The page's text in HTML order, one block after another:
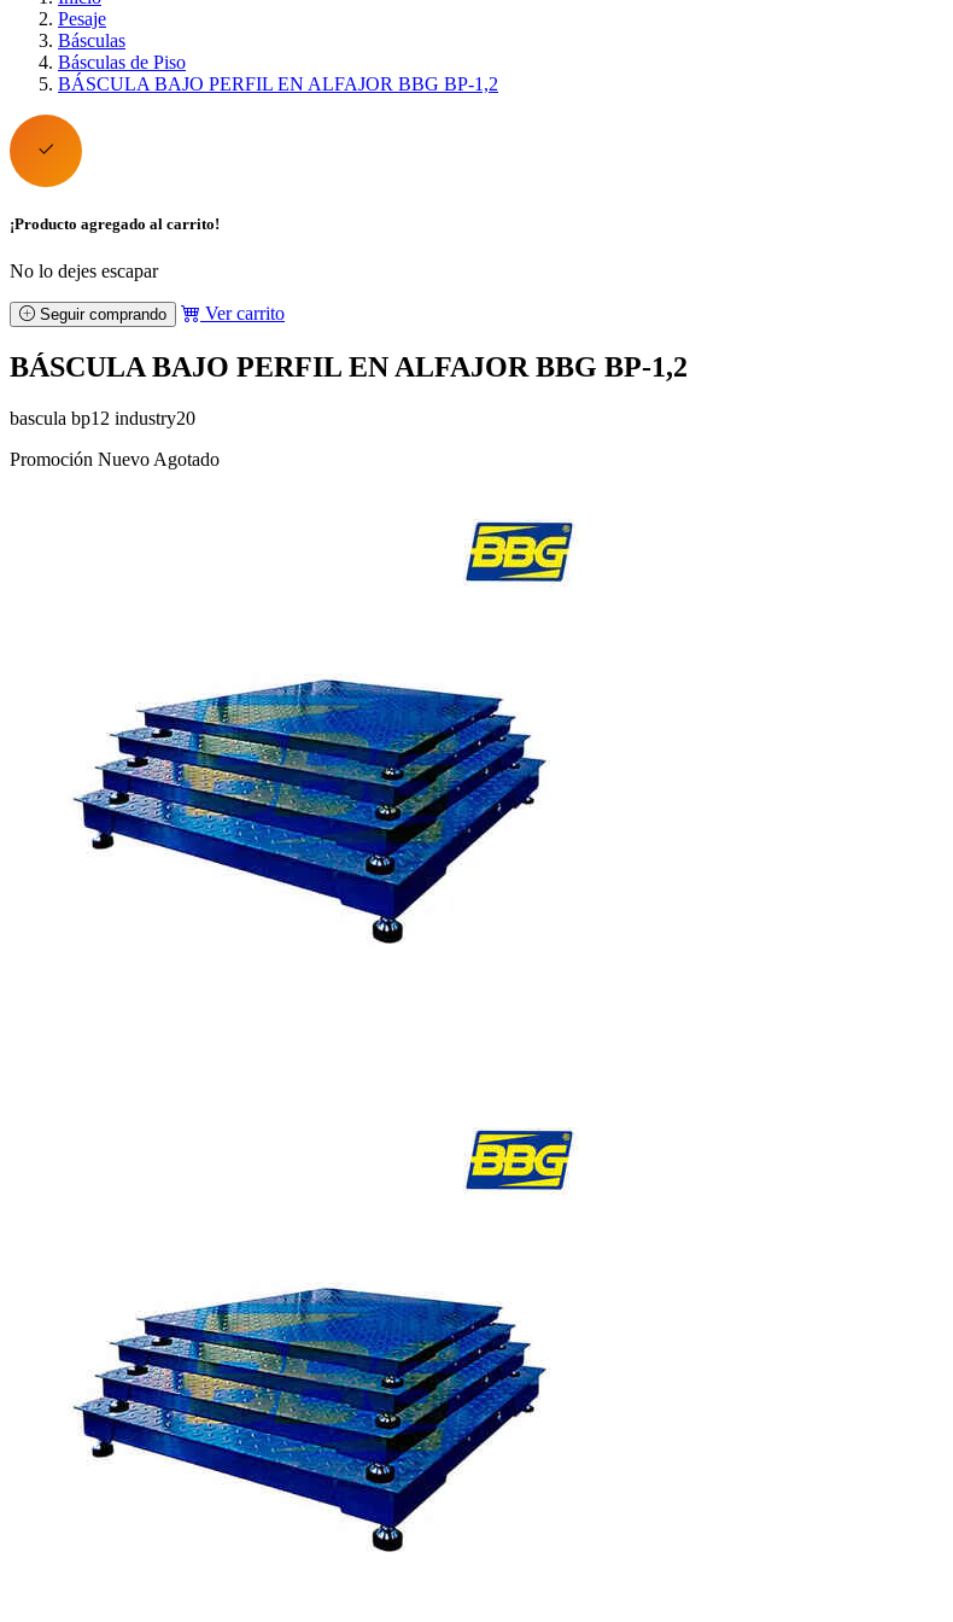
Pesaje
Básculas
Básculas de Piso
BÁSCULA BAJO PERFIL EN ALFAJOR BBG BP-1,2
¡Producto agregado al carrito!
No lo dejes escapar
Seguir comprando Ver carrito
BÁSCULA BAJO PERFIL EN ALFAJOR BBG BP-1,2
bascula bp12 industry20
Promoción Nuevo Agotado